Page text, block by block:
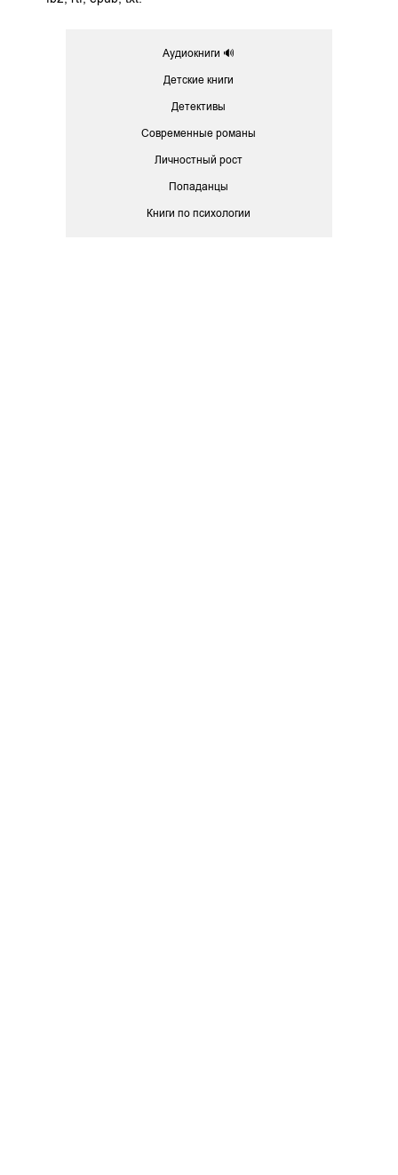
Аудиокниги 🔊
Детские книги
Детективы
Современные романы
Личностный рост
Попаданцы
Книги по психологии